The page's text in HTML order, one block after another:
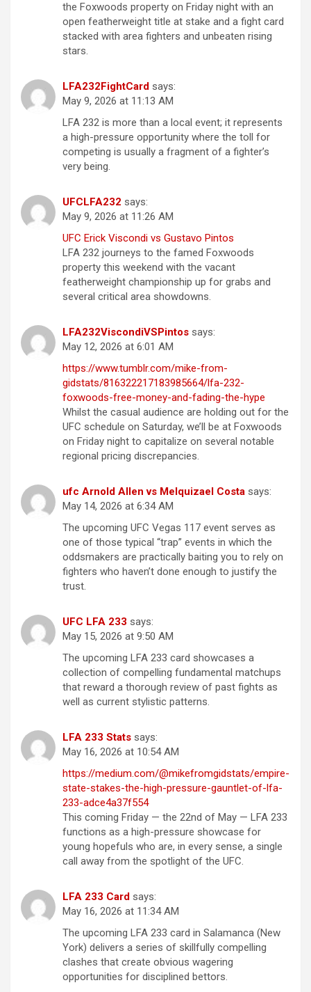
the Foxwoods property on Friday night with an
open featherweight title at stake and a fight card
stacked with area fighters and unbeaten rising
stars.
LFA232FightCard says:
May 9, 2026 at 11:13 AM
LFA 232 is more than a local event; it represents
a high-pressure opportunity where the toll for
competing is usually a fragment of a fighter’s
very being.
UFCLFA232 says:
May 9, 2026 at 11:26 AM
UFC Erick Viscondi vs Gustavo Pintos
LFA 232 journeys to the famed Foxwoods
property this weekend with the vacant
featherweight championship up for grabs and
several critical area showdowns.
LFA232ViscondiVSPintos says:
May 12, 2026 at 6:01 AM
https://www.tumblr.com/mike-from-
gidstats/816322217183985664/lfa-232-
foxwoods-free-money-and-fading-the-hype
Whilst the casual audience are holding out for the
UFC schedule on Saturday, we’ll be at Foxwoods
on Friday night to capitalize on several notable
regional pricing discrepancies.
ufc Arnold Allen vs Melquizael Costa says:
May 14, 2026 at 6:34 AM
The upcoming UFC Vegas 117 event serves as
one of those typical “trap” events in which the
oddsmakers are practically baiting you to rely on
fighters who haven’t done enough to justify the
trust.
UFC LFA 233 says:
May 15, 2026 at 9:50 AM
The upcoming LFA 233 card showcases a
collection of compelling fundamental matchups
that reward a thorough review of past fights as
well as current stylistic patterns.
LFA 233 Stats says:
May 16, 2026 at 10:54 AM
https://medium.com/@mikefromgidstats/empire-
state-stakes-the-high-pressure-gauntlet-of-lfa-
233-adce4a37f554
This coming Friday — the 22nd of May — LFA 233
functions as a high-pressure showcase for
young hopefuls who are, in every sense, a single
call away from the spotlight of the UFC.
LFA 233 Card says:
May 16, 2026 at 11:34 AM
The upcoming LFA 233 card in Salamanca (New
York) delivers a series of skillfully compelling
clashes that create obvious wagering
opportunities for disciplined bettors.